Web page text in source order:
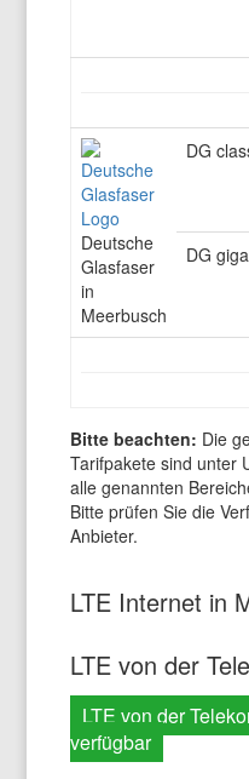
Deutsche
Glasfaser
in
Meerbusch
DG
DG
Bitte beachten: Die
Tarifpakete sind unter
alle genannten
Bitte prüfen Sie die
Anbieter.
LTE Internet in
LTE von der
LTE von der
verfügbar